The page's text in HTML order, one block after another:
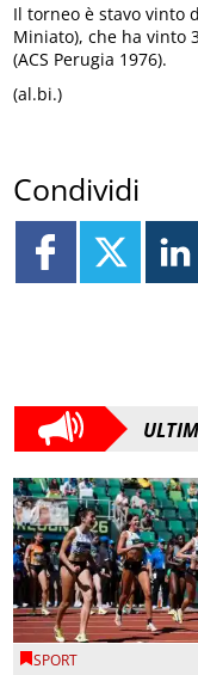
Il torneo è stavo vinto
Miniato), che ha vinto
(ACS Perugia 1976).
(al.bi.)
Condividi
SPORT